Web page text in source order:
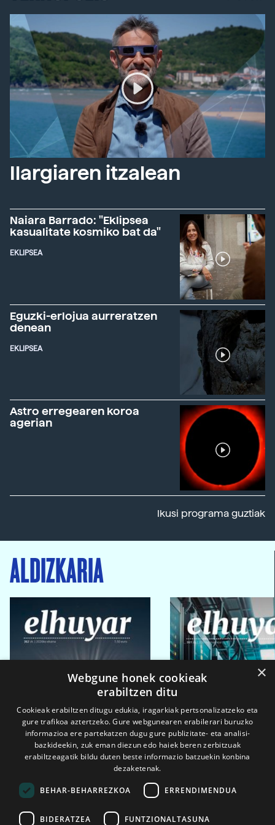
Ilargiaren itzalean
Naiara Barrado: "Eklipsea
kasualitate kosmiko bat da"
EKLIPSEA
Eguzki-erlojua aurreratzen
denean
EKLIPSEA
Astro erregearen koroa
agerian
Ikusi programa guztiak
ALDIZKARIA
2026ko eka. 1a 2026ko mar. 1a
×
Webgune honek cookieak
erabiltzen ditu
Cookieak erabiltzen ditugu edukia, iragarkiak pertsonalizatzeko eta
gure trafikoa aztertzeko. Gure webgunearen erabilerari buruzko
informazioa ere partekatzen dugu gure publizitate- eta analisi-
bazkideekin, zuk eman diezun edo haiek beren zerbitzuak
erabiltzeagatik bildu duten beste informazio batzuekin konbina
dezaketenak.
BEHAR-BEHARREZKOA ERRENDIMENDUA
BIDERATZEA FUNTZIONALTASUNA